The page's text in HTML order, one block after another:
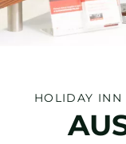
HOLIDAY INN